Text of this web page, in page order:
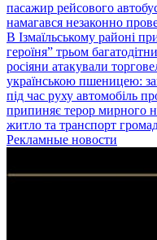
пасажир рейсового
намагався незаконно
В Ізмаїльському районі
героїня” трьом
росіяни атакували
українською пшеницею:
під час руху автомобіль
припиняє терор мирного
житло та транспорт
Рекламные новости